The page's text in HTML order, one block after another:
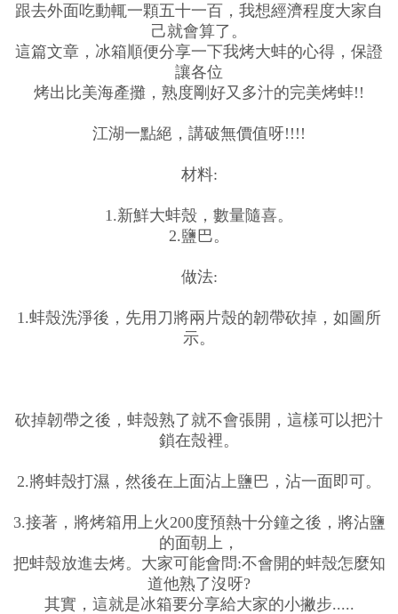
跟去外面吃動輒一顆五十一百，我想經濟程度大家自
己就會算了。
這篇文章，冰箱順便分享一下我烤大蚌的心得，保證
讓各位
烤出比美海產攤，熟度剛好又多汁的完美烤蚌!!
江湖一點絕，講破無價值呀!!!!
材料:
1.新鮮大蚌殼，數量隨喜。
2.鹽巴。
做法:
1.蚌殼洗淨後，先用刀將兩片殼的韌帶砍掉，如圖所
示。
砍掉韌帶之後，蚌殼熟了就不會張開，這樣可以把汁
鎖在殼裡。
2.將蚌殼打濕，然後在上面沾上鹽巴，沾一面即可。
3.接著，將烤箱用上火200度預熱十分鐘之後，將沾鹽
的面朝上，
把蚌殼放進去烤。大家可能會問:不會開的蚌殼怎麼知
道他熟了沒呀?
其實，這就是冰箱要分享給大家的小撇步.....